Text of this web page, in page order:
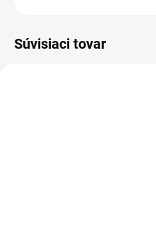
Súvisiaci tovar